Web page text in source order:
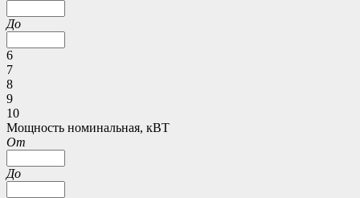
До
6
7
8
9
10
Мощность номинальная, кВТ
От
До